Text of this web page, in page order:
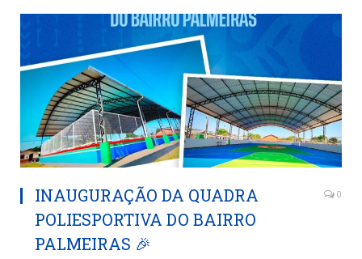
INAUGURAÇÃO DA QUADRA
POLIESPORTIVA DO BAIRRO
PALMEIRAS 🎉
0